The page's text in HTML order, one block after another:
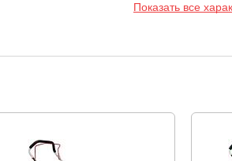
Показать все